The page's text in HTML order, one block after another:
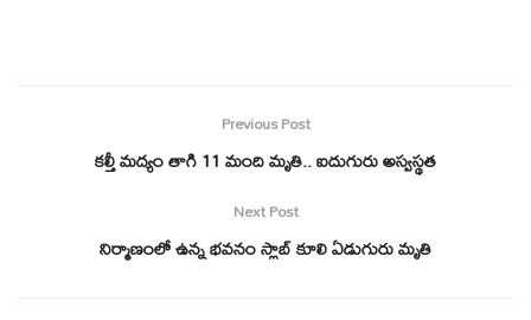
Previous Post
కల్తీ మద్యం తాగి 11 మంది మృతి.. ఐదుగురు అస్వస్థత
Next Post
నిర్మాణంలో ఉన్న భవనం స్లాబ్ కూలి ఏడుగురు మృతి